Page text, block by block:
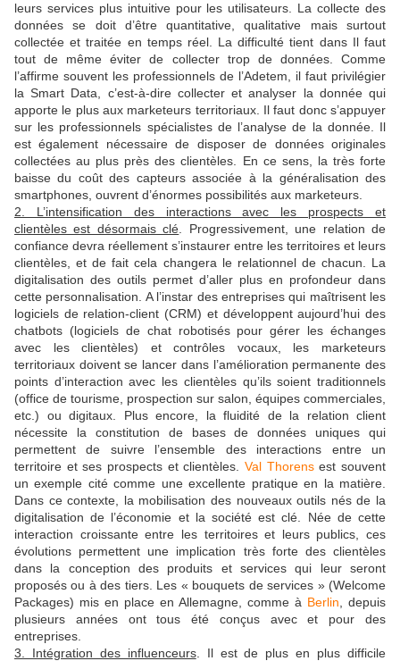
leurs services plus intuitive pour les utilisateurs. La collecte des
données se doit d’être quantitative, qualitative mais surtout
collectée et traitée en temps réel. La difficulté tient dans Il faut
tout de même éviter de collecter trop de données. Comme
l’affirme souvent les professionnels de l’Adetem, il faut privilégier
la Smart Data, c’est-à-dire collecter et analyser la donnée qui
apporte le plus aux marketeurs territoriaux. Il faut donc s’appuyer
sur les professionnels spécialistes de l’analyse de la donnée. Il
est également nécessaire de disposer de données originales
collectées au plus près des clientèles. En ce sens, la très forte
baisse du coût des capteurs associée à la généralisation des
smartphones, ouvrent d’énormes possibilités aux marketeurs.
2. L’intensification des interactions avec les prospects et
clientèles est désormais clé . Progressivement, une relation de
confiance devra réellement s’instaurer entre les territoires et leurs
clientèles, et de fait cela changera le relationnel de chacun. La
digitalisation des outils permet d’aller plus en profondeur dans
cette personnalisation. A l’instar des entreprises qui maîtrisent les
logiciels de relation-client (CRM) et développent aujourd’hui des
chatbots (logiciels de chat robotisés pour gérer les échanges
avec les clientèles) et contrôles vocaux, les marketeurs
territoriaux doivent se lancer dans l’amélioration permanente des
points d’interaction avec les clientèles qu’ils soient traditionnels
(office de tourisme, prospection sur salon, équipes commerciales,
etc.) ou digitaux. Plus encore, la fluidité de la relation client
nécessite la constitution de bases de données uniques qui
permettent de suivre l’ensemble des interactions entre un
territoire et ses prospects et clientèles. Val Thorensest souvent
un exemple cité comme une excellente pratique en la matière.
Dans ce contexte, la mobilisation des nouveaux outils nés de la
digitalisation de l’économie et la société est clé. Née de cette
interaction croissante entre les territoires et leurs publics, ces
évolutions permettent une implication très forte des clientèles
dans la conception des produits et services qui leur seront
proposés ou à des tiers. Les « bouquets de services » (Welcome
Packages) mis en place en Allemagne, comme à Berlin , depuis
plusieurs années ont tous été conçus avec et pour des
entreprises.
3. Intégration des influenceurs. Il est de plus en plus difficile